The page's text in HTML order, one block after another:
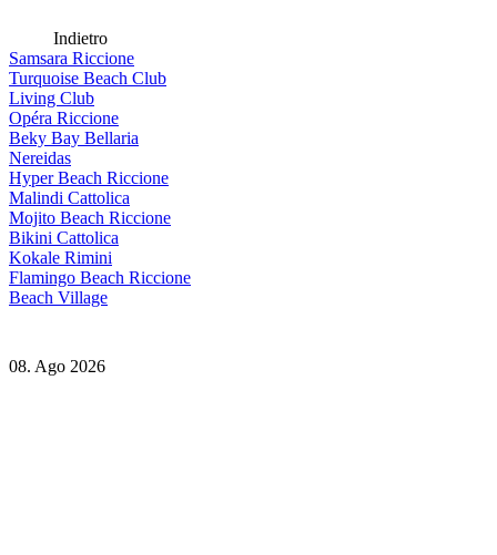
Indietro
Samsara Riccione
Turquoise Beach Club
Living Club
Opéra Riccione
Beky Bay Bellaria
Nereidas
Hyper Beach Riccione
Malindi Cattolica
Mojito Beach Riccione
Bikini Cattolica
Kokale Rimini
Flamingo Beach Riccione
Beach Village
08. Ago 2026